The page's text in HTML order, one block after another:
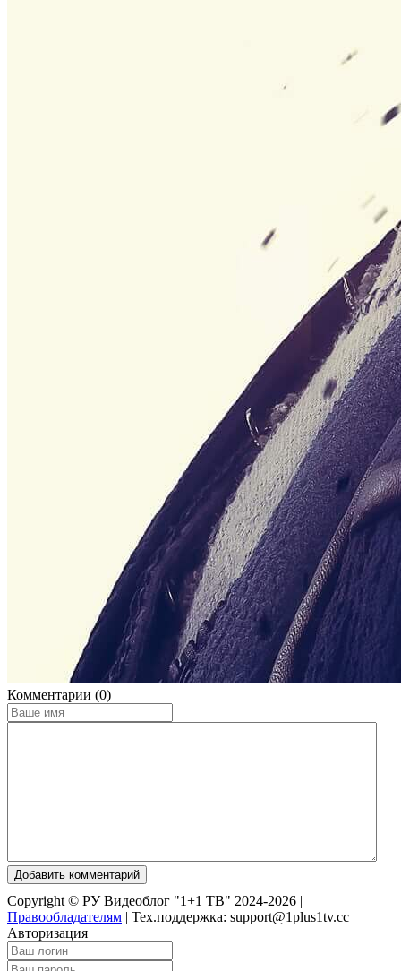
Комментарии (0)
Добавить комментарий
Copyright © РУ Видеоблог "1+1 ТВ" 2024-2026 |
Правообладателям | Тех.поддержка: support@1plus1tv.cc
Авторизация